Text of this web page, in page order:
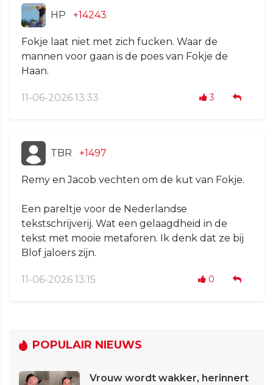
HP +14243
Fokje laat niet met zich fucken. Waar de
mannen voor gaan is de poes van Fokje de
Haan.
11-06-2026 13:33 3
TBR +1497
Remy en Jacob vechten om de kut van Fokje.
Een pareltje voor de Nederlandse
tekstschrijverij. Wat een gelaagdheid in de
tekst met mooie metaforen. Ik denk dat ze bij
Blof jaloers zijn.
11-06-2026 13:15 0
POPULAIR NIEUWS
Vrouw wordt wakker, herinnert